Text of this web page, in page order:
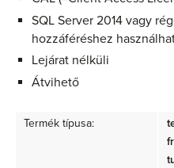
SQL Server 2014 vagy
hozzáféréshez
Lejárat nélküli
Átvihető
Termék típusa: